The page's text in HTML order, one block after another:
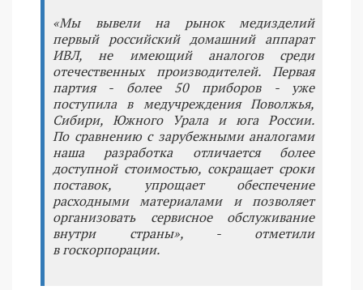
«Мы вывели на рынок медизделий
первый российский домашний аппарат
ИВЛ, не имеющий аналогов среди
отечественных производителей. Первая
партия - более 50 приборов - уже
поступила в медучреждения Поволжья,
Сибири, Южного Урала и юга России.
По сравнению с зарубежными аналогами
наша разработка отличается более
доступной стоимостью, сокращает сроки
поставок, упрощает обеспечение
расходными материалами и позволяет
организовать сервисное обслуживание
внутри страны», - отметили
в госкорпорации.